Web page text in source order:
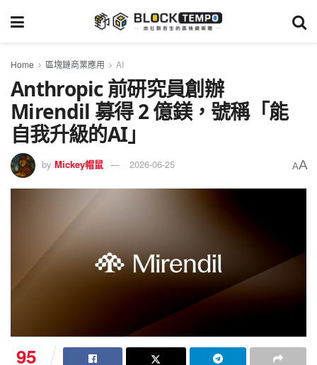
Home 區塊鏈商業應用 AI
Anthropic 前研究員創辦
Mirendil 募得 2 億鎂，號稱「能
自我升級的AI」
by Mickey帽鼠 2026-06-25 AA
95